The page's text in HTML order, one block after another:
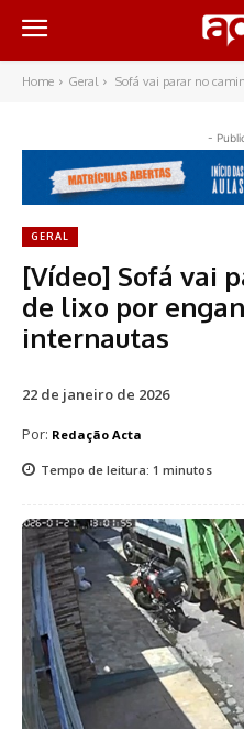
Home Geral Sofá vai parar no
-
GERAL
[Vídeo] Sofá vai
de lixo por
internautas
22 de janeiro de 2026
Por: Redação Acta
Tempo de leitura: 1 minutos